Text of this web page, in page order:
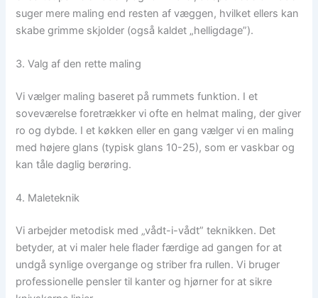
suger mere maling end resten af væggen, hvilket ellers kan
skabe grimme skjolder (også kaldet „helligdage”).
3. Valg af den rette maling
Vi vælger maling baseret på rummets funktion. I et
soveværelse foretrækker vi ofte en helmat maling, der giver
ro og dybde. I et køkken eller en gang vælger vi en maling
med højere glans (typisk glans 10-25), som er vaskbar og
kan tåle daglig berøring.
4. Maleteknik
Vi arbejder metodisk med „vådt-i-vådt” teknikken. Det
betyder, at vi maler hele flader færdige ad gangen for at
undgå synlige overgange og striber fra rullen. Vi bruger
professionelle pensler til kanter og hjørner for at sikre